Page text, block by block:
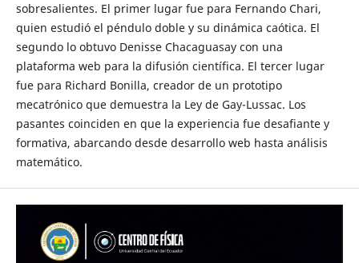
sobresalientes. El primer lugar fue para Fernando Chari,
quien estudió el péndulo doble y su dinámica caótica. El
segundo lo obtuvo Denisse Chacaguasay con una
plataforma web para la difusión científica. El tercer lugar
fue para Richard Bonilla, creador de un prototipo
mecatrónico que demuestra la Ley de Gay-Lussac. Los
pasantes coinciden en que la experiencia fue desafiante y
formativa, abarcando desde desarrollo web hasta análisis
matemático.